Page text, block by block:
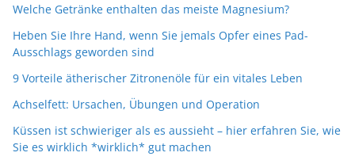
Welche Getränke enthalten das meiste Magnesium?
Heben Sie Ihre Hand, wenn Sie jemals Opfer eines Pad-
Ausschlags geworden sind
9 Vorteile ätherischer Zitronenöle für ein vitales Leben
Achselfett: Ursachen, Übungen und Operation
Küssen ist schwieriger als es aussieht – hier erfahren Sie, wie
Sie es wirklich *wirklich* gut machen